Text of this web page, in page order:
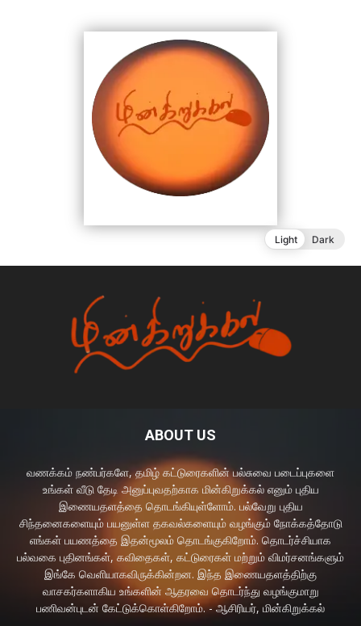
ABOUT US
வணக்கம் நண்பர்களே, தமிழ் கட்டுரைகளின் பல்சுவை படைப்புகளை
உங்கள் வீடு தேடி அனுப்புவதற்காக மின்கிறுக்கல் எனும் புதிய
இணையதளத்தை தொடங்கியுள்ளோம். பல்வேறு புதிய
சிந்தனைகளையும் பயனுள்ள தகவல்களையும் வழங்கும் நோக்கத்தோடு
எங்கள் பயணத்தை இதன்மூலம் தொடங்குகிறோம். தொடர்ச்சியாக
பல்வகை புதினங்கள், கவிதைகள், கட்டுரைகள் மற்றும் விமர்சனங்களும்
இங்கே வெளியாகவிருக்கின்றன. இந்த இணையதளத்திற்கு
வாசகர்களாகிய உங்களின் ஆதரவை தொடர்ந்து வழங்குமாறு
பணிவன்புடன் கேட்டுக்கொள்கிறோம். - ஆசிரியர், மின்கிறுக்கல்